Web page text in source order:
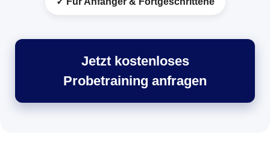
Jetzt kostenloses
Probetraining anfragen